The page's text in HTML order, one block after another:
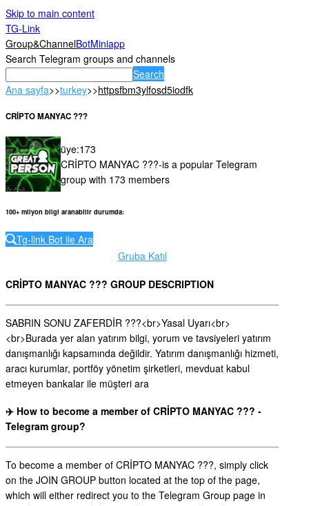
Skip to main content
TG-Link
Group&ChannelBotMiniapp
Search Telegram groups and channels
Search
Ana sayfa>>turkey>>httpsfbm3ylfosd5iodfk
CRİPTO MANYAC ???
üye:173
CRİPTO MANYAC ???-is a popular Telegram
group with 173 members
100+ milyon bilgi aranabilir durumda:
Tg-link Bot ile Ara
Gruba Katıl
CRİPTO MANYAC ??? GROUP DESCRIPTION
SABRIN SONU ZAFERDİR ???<br>Yasal Uyarı<br>
<br>Burada yer alan yatırım bilgi, yorum ve tavsiyeleri yatırım
danışmanlığı kapsamında değildir. Yatırım danışmanlığı hizmeti,
aracı kurumlar, portföy yönetim şirketleri, mevduat kabul
etmeyen bankalar ile müşteri ara
✈️ How to become a member of CRİPTO MANYAC ??? -
Telegram group?
To become a member of CRİPTO MANYAC ???, simply click
on the JOIN GROUP button located at the top of the page,
which will either redirect you to the Telegram Group page in